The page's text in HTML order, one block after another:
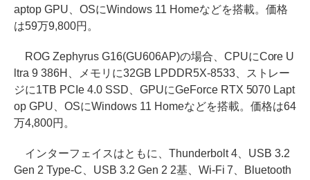
aptop GPU、OSにWindows 11 Homeなどを搭載。価格
は59万9,800円。
ROG Zephyrus G16(GU606AP)の場合、CPUにCore U
ltra 9 386H、メモリに32GB LPDDR5X-8533、ストレー
ジに1TB PCIe 4.0 SSD、GPUにGeForce RTX 5070 Lapt
op GPU、OSにWindows 11 Homeなどを搭載。価格は64
万4,800円。
インターフェイスはともに、Thunderbolt 4、USB 3.2
Gen 2 Type-C、USB 3.2 Gen 2 2基、Wi-Fi 7、Bluetooth